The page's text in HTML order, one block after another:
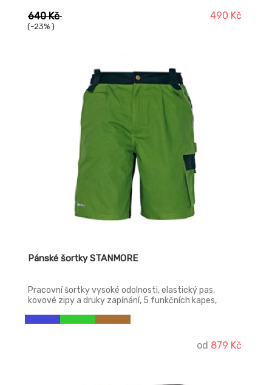
640 Kč
(-23% )
490 Kč
Pánské šortky STANMORE
Pracovní šortky vysoké odolnosti, elastický pas,
kovové zipy a druky zapínání, 5 funkčních kapes,
od 879 Kč